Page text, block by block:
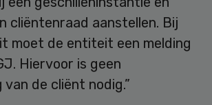
cliëntenraad aanstellen. Bij
moet de entiteit een melding
Hiervoor is geen
de cliënt nodig.”